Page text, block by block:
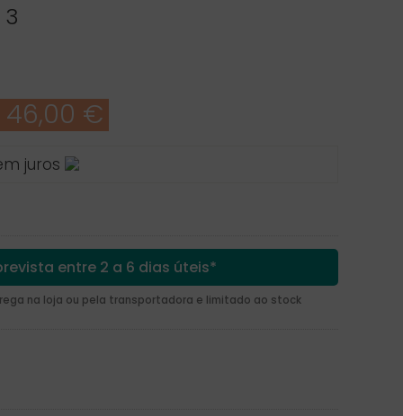
46,00 €
juros
entre 2 a 6 dias úteis*
na loja ou pela transportadora e limitado ao stock